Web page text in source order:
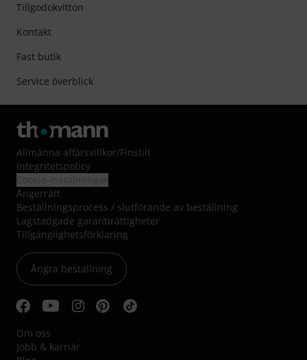
Tillgodokvitton
Kontakt
Fast butik
Service överblick
Allmänna affärsvillkor/Finstilt
Integritetspolicy
Ångerrätt
Beställningsprocess / slutförande av beställning
Lagstadgade garantirättigheter
Tillgänglighetsförklaring
Ångra beställning
Om oss
Jobb & karriär